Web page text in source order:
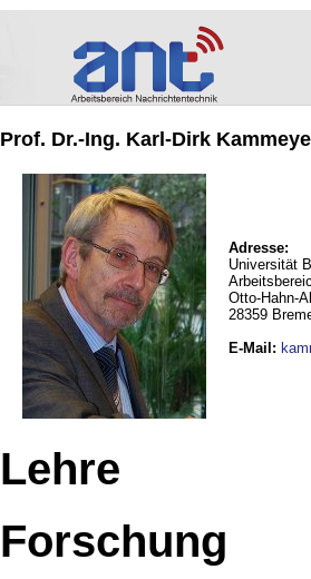
Prof. Dr.-Ing. Karl-Dirk
Adresse:
Universität
Otto-Hahn-
28359
E-Mail :
Lehre
Forschung